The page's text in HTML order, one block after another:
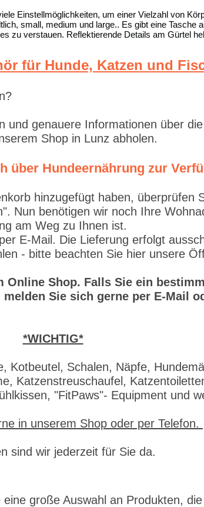
Einstellmöglichkeiten, um einer Vielzahl von
small, medium und large.. Es gibt eine Tasche
zu verstauen. Reflektierende Details am Gürtel
für Hunde, Katzen und
genauere Informationen über
Shop in Lunz abholen.
über Hundeernährung zur
hinzugefügt haben, überprüfen
Nun benötigen wir noch Ihre
am Weg zu Ihnen ist.
E-Mail. Die Lieferung erfolgt
- bitte beachten Sie hier unsere
Shop. Falls Sie ein
Sie sich gerne per E-Mail
*WICHTIG*
Kotbeutel, Schalen, Näpfe,
Katzenstreuschaufel,
"FitPaws"- Equipment und
in unserem Shop oder per Telefon.
sind wir jederzeit für Sie da.
große Auswahl an Produkten,